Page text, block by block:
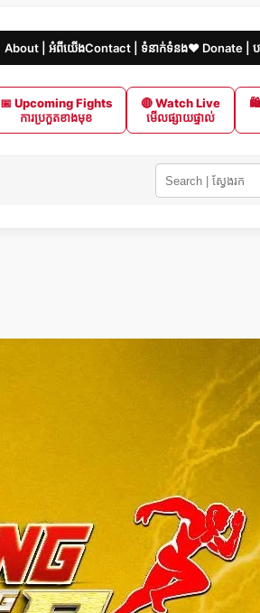
About | អំពីយើងContact | ទំនាក់ទំនង❤️ Donate | បរិ
📅 Upcoming Fights
ការប្រកួតខាងមុខ
🔴 Watch Live
មើលផ្សាយផ្ទាល់
🛍
Search